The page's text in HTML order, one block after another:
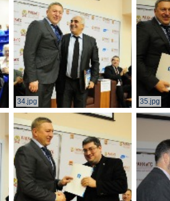
34.jpg 35.jpg